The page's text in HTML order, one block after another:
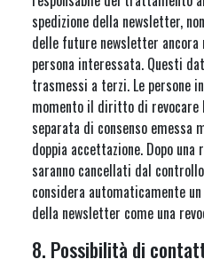
spedizione della newsletter,
delle future newsletter
persona interessata. Questi
trasmessi a terzi. Le persone
momento il diritto di
separata di consenso emessa
doppia accettazione. Dopo
saranno cancellati dal
considera automaticamente
della newsletter come una
8. Possibilità di